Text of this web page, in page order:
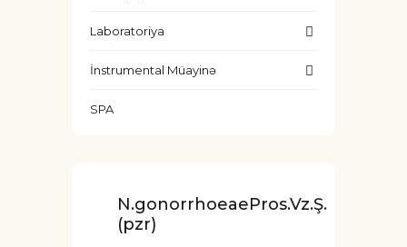
Laboratoriya
İnstrumental Müayinə
SPA
N.gonorrhoeaePros.Vz.Ş.
(pzr)